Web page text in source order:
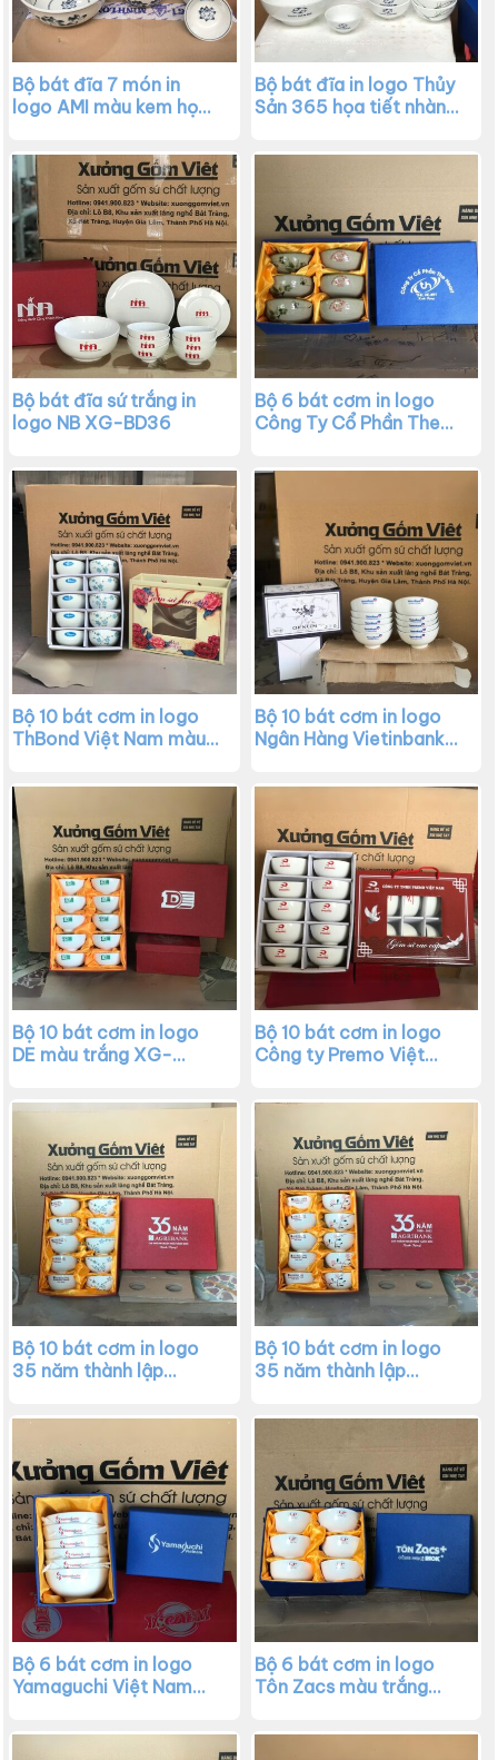
Bộ bát đĩa 7 món in
logo AMI màu kem họa
Bộ bát đĩa in logo Thủy
Sản 365 họa tiết nhành
Bộ bát đĩa sứ trắng in
logo NB XG-BD36
Bộ 6 bát cơm in logo
Công Ty Cổ Phần The
chuồn trúc XG-BC23
Bộ 10 bát cơm in logo
ThBond Việt Nam màu
XG-BC22
Bộ 10 bát cơm in logo
Ngân Hàng Vietinbank
Bộ 10 bát cơm in logo
DE màu trắng XG-
Bộ 10 bát cơm in logo
Công ty Premo Việt
BC19
Bộ 10 bát cơm in logo
35 năm thành lập
hoa đào xanh XG-BC18
Bộ 10 bát cơm in logo
35 năm thành lập
hoa đào hồng XG-BC17
Bộ 6 bát cơm in logo
Yamaguchi Việt Nam
Bộ 6 bát cơm in logo
Tôn Zacs màu trắng